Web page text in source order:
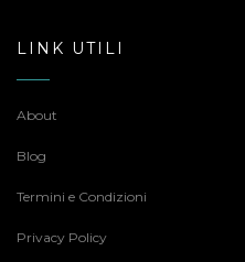
LINK UTILI
About
Blog
Termini e Condizioni
Privacy Policy